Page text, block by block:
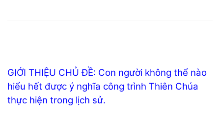
GIỚI THIỆU CHỦ ĐỀ: Con người không thể nào
hiểu hết được ý nghĩa công trình Thiên Chúa
thực hiện trong lịch sử.